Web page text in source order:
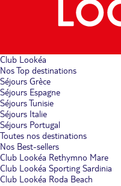
Club Lookéa
Nos Top destinations
Séjours Grèce
Séjours Espagne
Séjours Tunisie
Séjours Italie
Séjours Portugal
Toutes nos destinations
Nos Best-sellers
Club Lookéa Rethymno Mare
Club Lookéa Sporting Sardinia
Club Lookéa Roda Beach